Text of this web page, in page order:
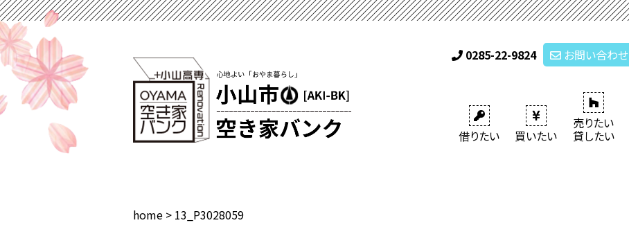
0285-22-9824 お問い合わせ
借りたい 買いたい
売りたい
貸したい
home > 13_P3028059